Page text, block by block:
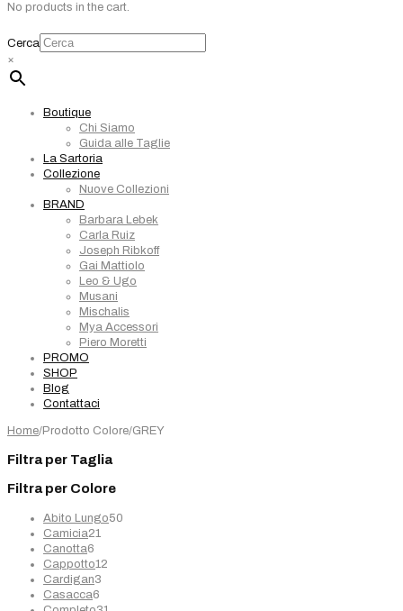
No products in the cart.
Cerca
×
Boutique
Chi Siamo
Guida alle Taglie
La Sartoria
Collezione
Nuove Collezioni
BRAND
Barbara Lebek
Carla Ruiz
Joseph Ribkoff
Gai Mattiolo
Leo & Ugo
Musani
Mischalis
Mya Accessori
Piero Moretti
PROMO
SHOP
Blog
Contattaci
Home/Prodotto Colore/GREY
Filtra per Taglia
Filtra per Colore
Abito Lungo50
Camicia21
Canotta6
prodotti
Cappotto12
Cardigan3
Casacca6